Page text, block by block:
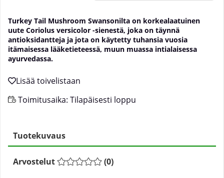
Turkey Tail Mushroom Swansonilta on korkealaatuinen
uute Coriolus versicolor -sienestä, joka on täynnä
antioksidantteja ja jota on käytetty tuhansia vuosia
itämaisessa lääketieteessä, muun muassa intialaisessa
ayurvedassa.
Toimitusaika: Tilapäisesti loppu
Tuotekuvaus
Arvostelut (0)